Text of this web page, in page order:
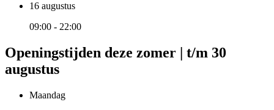
16 augustus
09:00 - 22:00
Openingstijden deze zomer | t/m 30
augustus
Maandag